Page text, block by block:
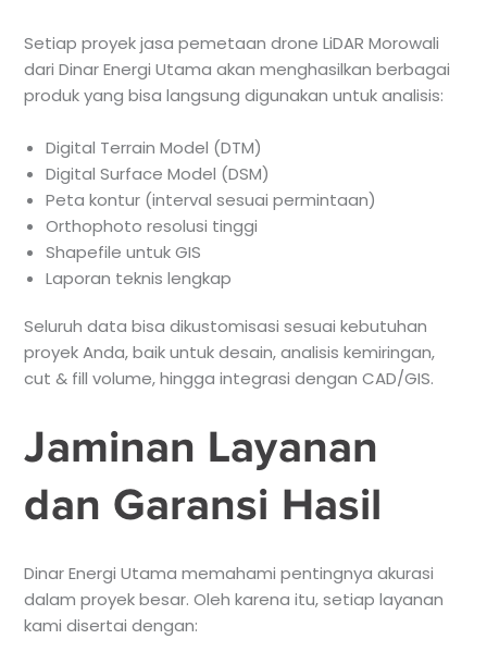
Setiap proyek jasa pemetaan drone LiDAR Morowali
dari Dinar Energi Utama akan menghasilkan berbagai
produk yang bisa langsung digunakan untuk analisis:
Digital Terrain Model (DTM)
Digital Surface Model (DSM)
Peta kontur (interval sesuai permintaan)
Orthophoto resolusi tinggi
Shapefile untuk GIS
Laporan teknis lengkap
Seluruh data bisa dikustomisasi sesuai kebutuhan
proyek Anda, baik untuk desain, analisis kemiringan,
cut & fill volume, hingga integrasi dengan CAD/GIS.
Jaminan Layanan
dan Garansi Hasil
Dinar Energi Utama memahami pentingnya akurasi
dalam proyek besar. Oleh karena itu, setiap layanan
kami disertai dengan: